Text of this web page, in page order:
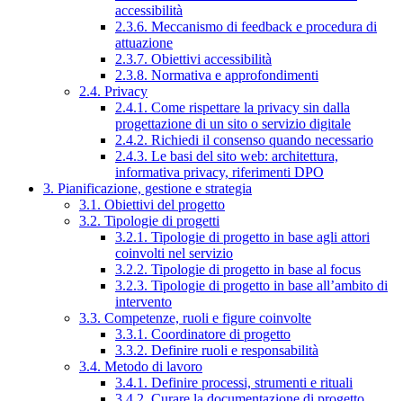
accessibilità
2.3.6. Meccanismo di feedback e procedura di
attuazione
2.3.7. Obiettivi accessibilità
2.3.8. Normativa e approfondimenti
2.4. Privacy
2.4.1. Come rispettare la privacy sin dalla
progettazione di un sito o servizio digitale
2.4.2. Richiedi il consenso quando necessario
2.4.3. Le basi del sito web: architettura,
informativa privacy, riferimenti DPO
3. Pianificazione, gestione e strategia
3.1. Obiettivi del progetto
3.2. Tipologie di progetti
3.2.1. Tipologie di progetto in base agli attori
coinvolti nel servizio
3.2.2. Tipologie di progetto in base al focus
3.2.3. Tipologie di progetto in base all’ambito di
intervento
3.3. Competenze, ruoli e figure coinvolte
3.3.1. Coordinatore di progetto
3.3.2. Definire ruoli e responsabilità
3.4. Metodo di lavoro
3.4.1. Definire processi, strumenti e rituali